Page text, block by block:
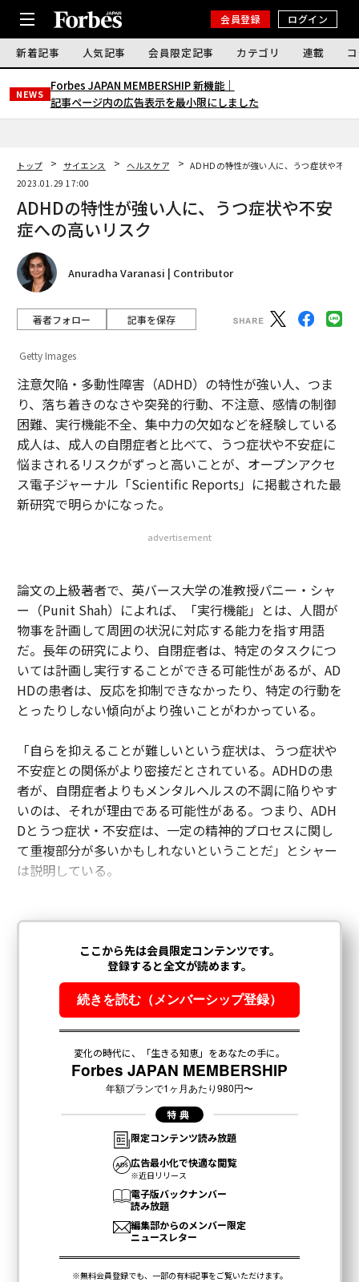
会員登録 ログイン
新着記事 人気記事 会員限定記事 カテゴリ 連載
NEWS
Forbes JAPAN MEMBERSHIP 新機能｜
記事ページ内の広告表示を最小限にしました
トップ サイエンス ヘルスケア
ADHDの特性が強い人に、うつ症状や不安
2023.01.29 17:00
ADHDの特性が強い人に、うつ症状や不安
症への高いリスク
Anuradha Varanasi | Contributor
著者フォロー 記事を保存
Getty Images
注意欠陥・多動性障害（ADHD）の特性が強い人、つま
り、落ち着きのなさや突発的行動、不注意、感情の制御
困難、実行機能不全、集中力の欠如などを経験している
成人は、成人の自閉症者と比べて、うつ症状や不安症に
悩まされるリスクがずっと高いことが、オープンアクセ
ス電子ジャーナル「Scientific Reports」に掲載された最
新研究で明らかになった。
advertisement
論文の上級著者で、英バース大学の准教授パニー・シャ
ー（Punit Shah）によれば、「実行機能」とは、人間が
物事を計画して周囲の状況に対応する能力を指す用語
だ。長年の研究により、自閉症者は、特定のタスクにつ
いては計画し実行することができる可能性があるが、AD
HDの患者は、反応を抑制できなかったり、特定の行動を
とったりしない傾向がより強いことがわかっている。
「自らを抑えることが難しいという症状は、うつ症状や
不安症との関係がより密接だとされている。ADHDの患
者が、自閉症者よりもメンタルヘルスの不調に陥りやす
いのは、それが理由である可能性がある。つまり、ADH
Dとうつ症状・不安症は、一定の精神的プロセスに関し
て重複部分が多いかもしれないということだ」とシャー
は説明している。